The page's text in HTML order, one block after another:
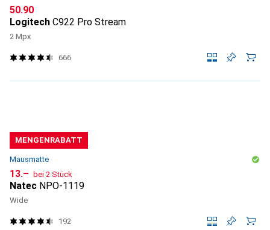
CHF
50.90
Logitech C922 Pro Stream
2 Mpx
666
MENGENRABATT
Mausmatte
CHF
13.– bei 2 Stück
Natec NPO-1119
Wide
192